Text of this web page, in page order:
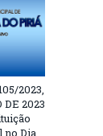
2023,
DE 2023
no Dia